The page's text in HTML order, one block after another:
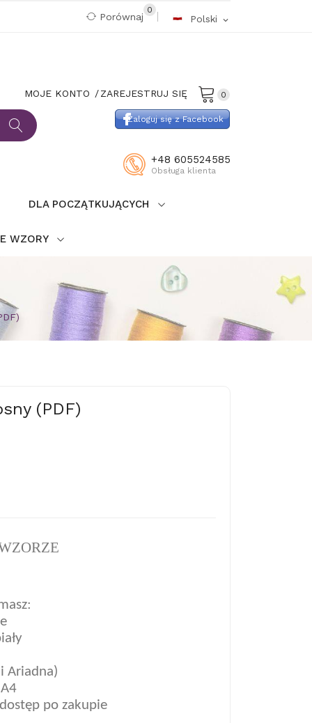
Polski expand_more
Porównaj
0
0
MOJE KONTO ZAREJESTRUJ SIĘ
+48 605524585
Obsługa klienta
Zaloguj się z Facebook
DLA POCZĄTKUJĄCYCH
WZORY
(PDF)
Ariadna)
po zakupie